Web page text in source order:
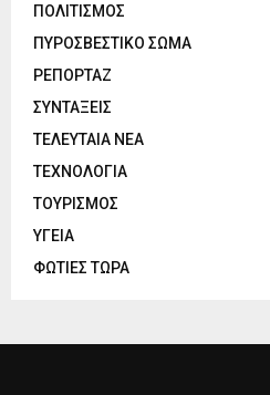
ΠΟΛΙΤΙΣΜΟΣ
ΠΥΡΟΣΒΕΣΤΙΚΟ ΣΩΜΑ
ΡΕΠΟΡΤΑΖ
ΣΥΝΤΑΞΕΙΣ
ΤΕΛΕΥΤΑΙΑ ΝΕΑ
ΤΕΧΝΟΛΟΓΙΑ
ΤΟΥΡΙΣΜΟΣ
ΥΓΕΙΑ
ΦΩΤΙΕΣ ΤΩΡΑ